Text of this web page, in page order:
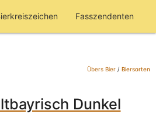
Fasszendenten
Übers Bier/ Biersorten
Dunkel